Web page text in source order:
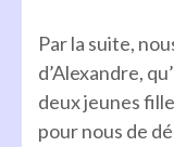
Par la suite,
d’Alexandre,
deux jeunes
pour nous de